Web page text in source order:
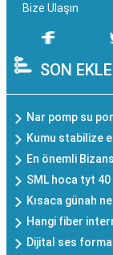
Bize Ulaşın
SON
Nar pomp su
Kumu stabilize
En önemli
SML hoca tyt
Kısaca günah
Hangi fiber
Dijital ses